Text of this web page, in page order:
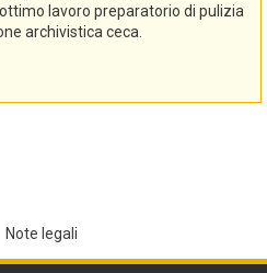
lavoro preparatorio di pulizia
archivistica ceca.
Note legali